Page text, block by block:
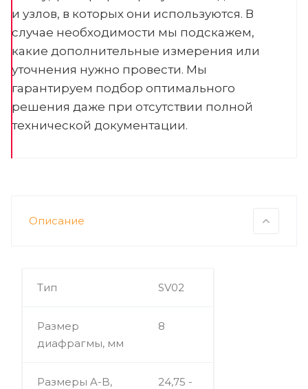
и узлов, в которых они используются. В
случае необходимости мы подскажем,
какие дополнительные измерения или
уточнения нужно провести. Мы
гарантируем подбор оптимального
решения даже при отсутствии полной
технической документации.
Описание
Тип SV02
Размер
диафрагмы, мм
8
Размеры A-B,
24,75 -